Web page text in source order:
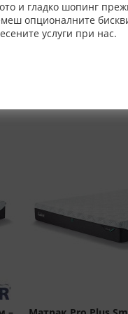
и гладко шопинг
опционалните
услуги при нас.
дни, при